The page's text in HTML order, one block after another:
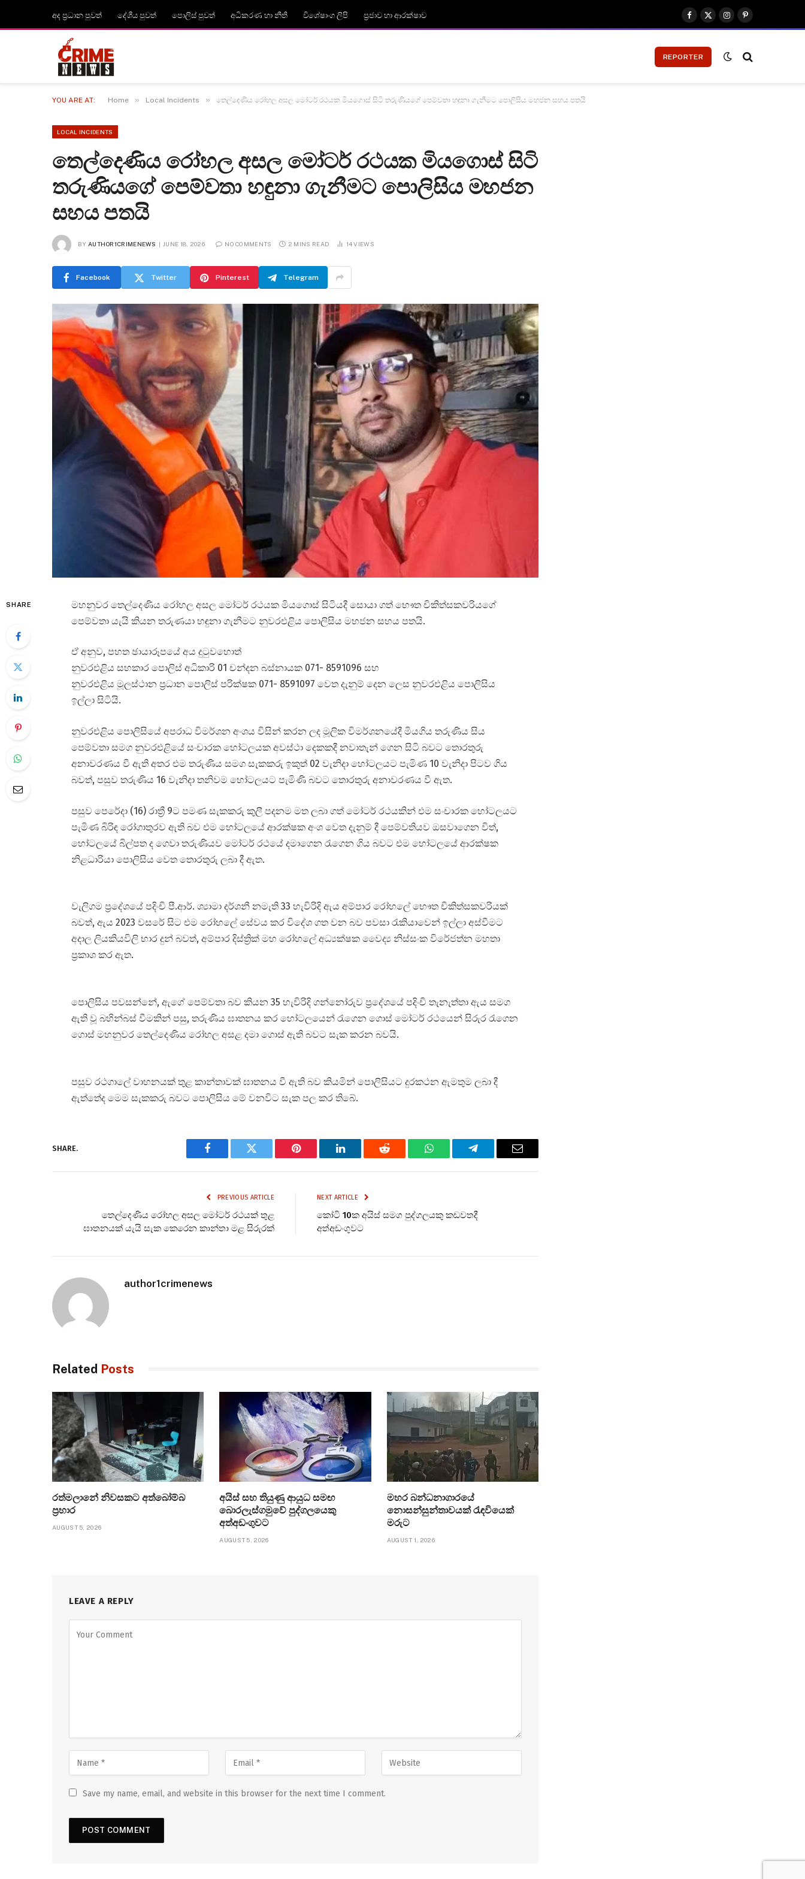
අද ප්‍රධාන පුවත් දේශීය පුවත් පොලිස් පුවත් අධිකරණ හා නීති විශේෂාංග ලිපි ප්‍රජාව හා ආරක්ෂාව
Facebook
X
(Twitter)
InstagramPinterest
REPORTER
YOU ARE AT: Home » Local Incidents » තෙල්දෙණිය රෝහල අසල මෝටර් රථයක මියගොස් සිටි තරුණියගේ පෙම්වතා හඳුනා ගැනීමට පොලිසිය මහජන සහය පතයි
LOCAL INCIDENTS
තෙල්දෙණිය රෝහල අසල මෝටර් රථයක මියගොස් සිටි
තරුණියගේ පෙම්වතා හඳුනා ගැනීමට පොලිසිය මහජන
සහය පතයි
BY AUTHOR1CRIMENEWS JUNE 18, 2026 NO COMMENTS 2 MINS READ 14VIEWS
Facebook Twitter Pinterest Telegram
SHARE
මහනුවර තෙල්දෙණිය රෝහල අසල මෝටර් රථයක මියගොස් සිටියදී සොයා ගත් භෞත චිකිත්සකවරියගේ
පෙම්වතා යැයි කියන තරුණයා හඳුනා ගැනීමට නුවරඑළිය පොලිසිය මහජන සහය පතයි.
ඒ අනුව, පහත ඡායාරූපයේ අය දුටුවහොත්
නුවරඑළිය සහකාර පොලිස් අධිකාරි 01 චන්දන බස්නායක 071- 8591096 සහ
නුවරඑළිය මූලස්ථාන ප්‍රධාන පොලිස් පරික්ෂක 071- 8591097 වෙත දැනුම් දෙන ලෙස නුවරඑළිය පොලිසිය
ඉල්ලා සිටියි.
නුවරඑළිය පොලිසියේ අපරාධ විමර්ශන අංශය විසින් කරන ලද මූලික විමර්ශනයේදී මියගිය තරුණිය සිය
පෙම්වතා සමග නුවරඑළියේ සංචාරක හෝටලයක අවස්ථා දෙකකදී නවාතැන් ගෙන සිටි බවට තොරතුරු
අනාවරණය වී ඇති අතර එම තරුණිය සමග සැකකරු ඉකුත් 02 වැනිදා හෝටලයට පැමිණ 10 වැනිදා පිටව ගිය
බවත්, පසුව තරුණිය 16 වැනිදා තනිවම හෝටලයට පැමිණි බවට තොරතුරු අනාවරණය වී ඇත.
පසුව පෙරේදා (16) රාත්‍රී 9ට පමණ සැකකරු කුලී පදනම මත ලබා ගත් මෝටර් රථයකින් එම සංචාරක හෝටලයට
පැමිණ බිරිඳ රෝගාතුරව ඇති බව එම හෝටලයේ ආරක්ෂක අංශ වෙත දැනුම් දී පෙම්වතියව ඔසවාගෙන විත්,
හෝටලයේ බිල්පත ද ගෙවා තරුණියව මෝටර් රථයේ දමාගෙන රැගෙන ගිය බවට එම හෝටලයේ ආරක්ෂක
නිළධාරියා පොලිසිය වෙත තොරතුරු ලබා දී ඇත.
වැලිගම ප්‍රදේශයේ පදිංචි පී.ආර්. ශ්‍යාමා දර්ශනී නමැති 33 හැවිරිදි ඇය අම්පාර රෝහලේ භෞත චිකිත්සකවරියක්
බවත්, ඇය 2023 වසරේ සිට එම රෝහලේ සේවය කර විදේශ ගත වන බව පවසා රැකියාවෙන් ඉල්ලා අස්වීමට
අදාල ලියකියවිලි භාර දුන් බවත්, අම්පාර දිස්ත්‍රික් මහ රෝහලේ අධ්‍යක්ෂක වෛද්‍ය නිස්සංක විරේජත්න මහතා
ප්‍රකාශ කර ඇත.
පොලිසිය පවසන්නේ, ඇගේ පෙම්වතා බව කියන 35 හැවිරිදි ගන්නෝරුව ප්‍රදේශයේ පදිංචි තැනැත්තා ඇය සමග
ඇති වූ බහින්බස් වීමකින් පසු, තරුණිය ඝාතනය කර හෝටලයෙන් රැගෙන ගොස් මෝටර් රථයෙන් සිරුර රැගෙන
ගොස් මහනුවර තෙල්දෙණිය රෝහල අසළ දමා ගොස් ඇති බවට සැක කරන බවයි.
පසුව රථගාලේ වාහනයක් තුළ කාන්තාවක් ඝාතනය වී ඇති බව කියමින් පොලිසියට දුරකථන ඇමතුම ලබා දී
ඇත්තේද මෙම සැකකරු බවට පොලිසිය මේ වනවිට සැක පල කර තිබේ.
SHARE.
Facebook Twitter Pinterest LinkedIn Reddit WhatsAppTelegram Email
PREVIOUS ARTICLE
තෙල්දෙණිය රෝහල අසල මෝටර් රථයක් තුළ
ඝාතනයක් යැයි සැක කෙරෙන කාන්තා මළ සිරුරක්
NEXT ARTICLE
කෝටි 10ක අයිස් සමග පුද්ගලයකු කඩවතදී
අත්අඩංගුවට
author1crimenews
Related Posts
රත්මලානේ නිවසකට අත්බෝම්බ
ප්‍රහාර
AUGUST 5, 2026
අයිස් සහ තියුණු ආයුධ සමඟ
බොරලැස්ගමුවේ පුද්ගලයෙකු
අත්අඩංගුවට
AUGUST 5, 2026
මහර බන්ධනාගාරයේ
නොසන්සුන්තාවයක් රැඳවියෙක්
මරුට
AUGUST 1, 2026
LEAVE A REPLY
Save my name, email, and website in this browser for the next time I comment.